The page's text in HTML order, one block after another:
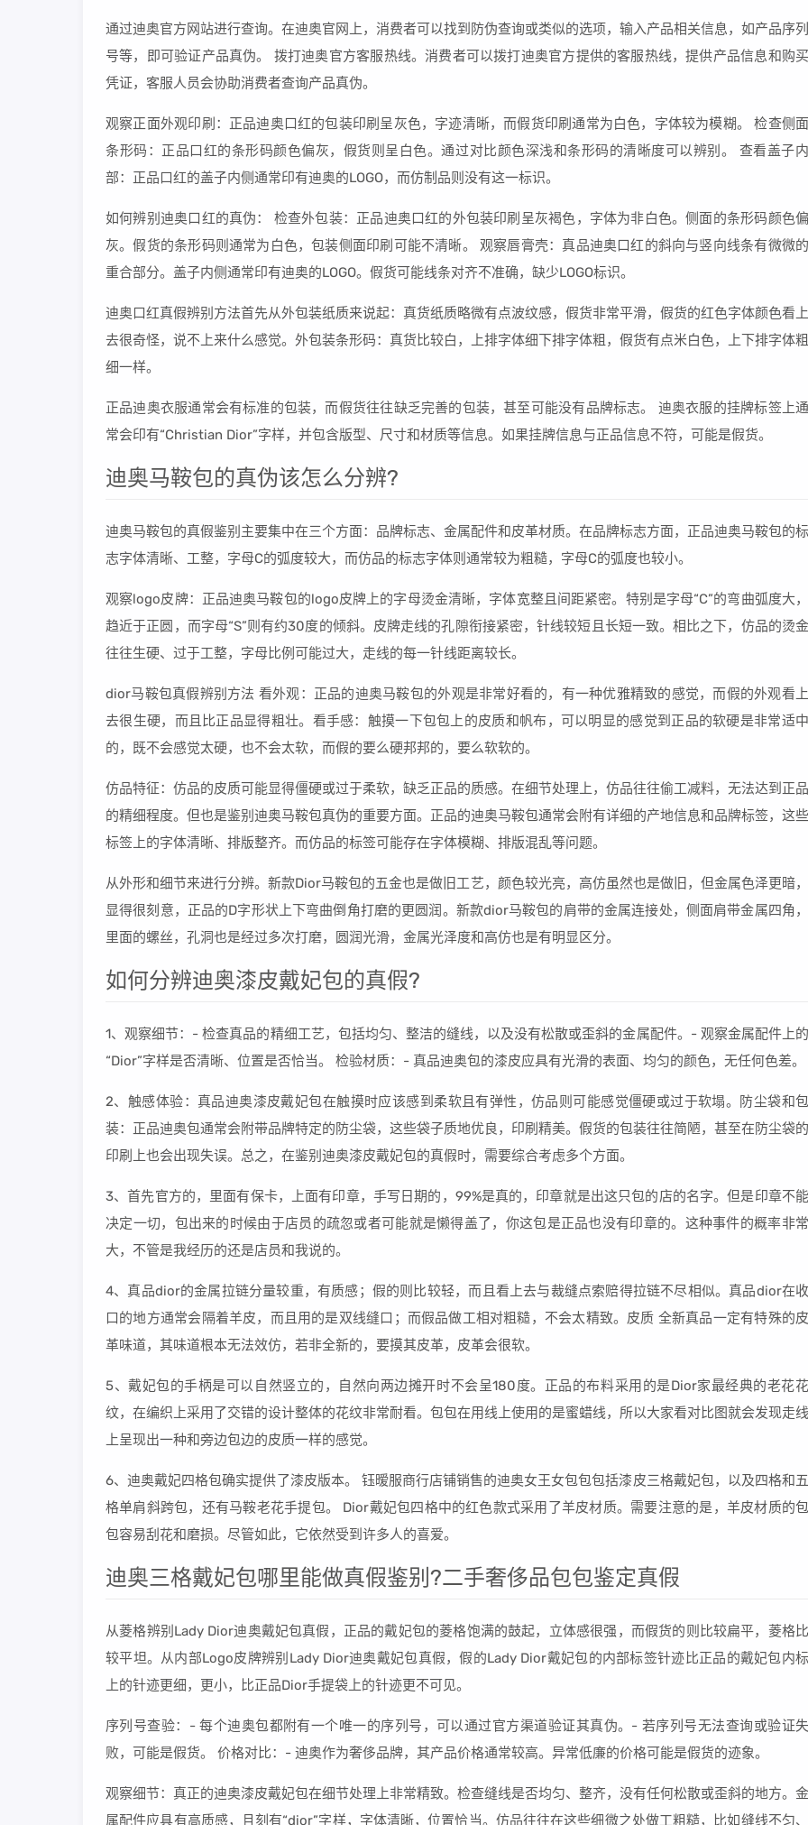
通过迪奥官方网站进行查询。在迪奥官网上，消费者可以找到防伪查询或类似的选项，输入产品相关信息，如产品序列
号等，即可验证产品真伪。 拨打迪奥官方客服热线。消费者可以拨打迪奥官方提供的客服热线，提供产品信息和购买
凭证，客服人员会协助消费者查询产品真伪。
观察正面外观印刷：正品迪奥口红的包装印刷呈灰色，字迹清晰，而假货印刷通常为白色，字体较为模糊。 检查侧面
条形码：正品口红的条形码颜色偏灰，假货则呈白色。通过对比颜色深浅和条形码的清晰度可以辨别。 查看盖子内
部：正品口红的盖子内侧通常印有迪奥的LOGO，而仿制品则没有这一标识。
如何辨别迪奥口红的真伪： 检查外包装：正品迪奥口红的外包装印刷呈灰褐色，字体为非白色。侧面的条形码颜色偏
灰。假货的条形码则通常为白色，包装侧面印刷可能不清晰。 观察唇膏壳：真品迪奥口红的斜向与竖向线条有微微的
重合部分。盖子内侧通常印有迪奥的LOGO。假货可能线条对齐不准确，缺少LOGO标识。
迪奥口红真假辨别方法首先从外包装纸质来说起：真货纸质略微有点波纹感，假货非常平滑，假货的红色字体颜色看上
去很奇怪，说不上来什么感觉。外包装条形码：真货比较白，上排字体细下排字体粗，假货有点米白色，上下排字体粗
细一样。
正品迪奥衣服通常会有标准的包装，而假货往往缺乏完善的包装，甚至可能没有品牌标志。 迪奥衣服的挂牌标签上通
常会印有“Christian Dior”字样，并包含版型、尺寸和材质等信息。如果挂牌信息与正品信息不符，可能是假货。
迪奥马鞍包的真伪该怎么分辨?
迪奥马鞍包的真假鉴别主要集中在三个方面：品牌标志、金属配件和皮革材质。在品牌标志方面，正品迪奥马鞍包的标
志字体清晰、工整，字母C的弧度较大，而仿品的标志字体则通常较为粗糙，字母C的弧度也较小。
观察logo皮牌：正品迪奥马鞍包的logo皮牌上的字母烫金清晰，字体宽整且间距紧密。特别是字母“C”的弯曲弧度大，
趋近于正圆，而字母“S”则有约30度的倾斜。皮牌走线的孔隙衔接紧密，针线较短且长短一致。相比之下，仿品的烫金
往往生硬、过于工整，字母比例可能过大，走线的每一针线距离较长。
dior马鞍包真假辨别方法 看外观：正品的迪奥马鞍包的外观是非常好看的，有一种优雅精致的感觉，而假的外观看上
去很生硬，而且比正品显得粗壮。看手感：触摸一下包包上的皮质和帆布，可以明显的感觉到正品的软硬是非常适中
的，既不会感觉太硬，也不会太软，而假的要么硬邦邦的，要么软软的。
仿品特征：仿品的皮质可能显得僵硬或过于柔软，缺乏正品的质感。在细节处理上，仿品往往偷工减料，无法达到正品
的精细程度。但也是鉴别迪奥马鞍包真伪的重要方面。正品的迪奥马鞍包通常会附有详细的产地信息和品牌标签，这些
标签上的字体清晰、排版整齐。而仿品的标签可能存在字体模糊、排版混乱等问题。
从外形和细节来进行分辨。新款Dior马鞍包的五金也是做旧工艺，颜色较光亮，高仿虽然也是做旧，但金属色泽更暗，
显得很刻意，正品的D字形状上下弯曲倒角打磨的更圆润。新款dior马鞍包的肩带的金属连接处，侧面肩带金属四角，
里面的螺丝，孔洞也是经过多次打磨，圆润光滑，金属光泽度和高仿也是有明显区分。
如何分辨迪奥漆皮戴妃包的真假?
1、观察细节：- 检查真品的精细工艺，包括均匀、整洁的缝线，以及没有松散或歪斜的金属配件。- 观察金属配件上的
“Dior”字样是否清晰、位置是否恰当。 检验材质：- 真品迪奥包的漆皮应具有光滑的表面、均匀的颜色，无任何色差。
2、触感体验：真品迪奥漆皮戴妃包在触摸时应该感到柔软且有弹性，仿品则可能感觉僵硬或过于软塌。防尘袋和包
装：正品迪奥包通常会附带品牌特定的防尘袋，这些袋子质地优良，印刷精美。假货的包装往往简陋，甚至在防尘袋的
印刷上也会出现失误。总之，在鉴别迪奥漆皮戴妃包的真假时，需要综合考虑多个方面。
3、首先官方的，里面有保卡，上面有印章，手写日期的，99%是真的，印章就是出这只包的店的名字。但是印章不能
决定一切，包出来的时候由于店员的疏忽或者可能就是懒得盖了，你这包是正品也没有印章的。这种事件的概率非常
大，不管是我经历的还是店员和我说的。
4、真品dior的金属拉链分量较重，有质感；假的则比较轻，而且看上去与裁缝点索赔得拉链不尽相似。真品dior在收
口的地方通常会隔着羊皮，而且用的是双线缝口；而假品做工相对粗糙，不会太精致。皮质 全新真品一定有特殊的皮
革味道，其味道根本无法效仿，若非全新的，要摸其皮革，皮革会很软。
5、戴妃包的手柄是可以自然竖立的，自然向两边摊开时不会呈180度。正品的布料采用的是Dior家最经典的老花花
纹，在编织上采用了交错的设计整体的花纹非常耐看。包包在用线上使用的是蜜蜡线，所以大家看对比图就会发现走线
上呈现出一种和旁边包边的皮质一样的感觉。
6、迪奥戴妃四格包确实提供了漆皮版本。 钰暧服商行店铺销售的迪奥女王女包包包括漆皮三格戴妃包，以及四格和五
格单肩斜跨包，还有马鞍老花手提包。 Dior戴妃包四格中的红色款式采用了羊皮材质。需要注意的是，羊皮材质的包
包容易刮花和磨损。尽管如此，它依然受到许多人的喜爱。
迪奥三格戴妃包哪里能做真假鉴别?二手奢侈品包包鉴定真假
从菱格辨别Lady Dior迪奥戴妃包真假，正品的戴妃包的菱格饱满的鼓起，立体感很强，而假货的则比较扁平，菱格比
较平坦。从内部Logo皮牌辨别Lady Dior迪奥戴妃包真假，假的Lady Dior戴妃包的内部标签针迹比正品的戴妃包内标
上的针迹更细，更小，比正品Dior手提袋上的针迹更不可见。
序列号查验：- 每个迪奥包都附有一个唯一的序列号，可以通过官方渠道验证其真伪。- 若序列号无法查询或验证失
败，可能是假货。 价格对比：- 迪奥作为奢侈品牌，其产品价格通常较高。异常低廉的价格可能是假货的迹象。
观察细节：真正的迪奥漆皮戴妃包在细节处理上非常精致。检查缝线是否均匀、整齐，没有任何松散或歪斜的地方。金
属配件应具有高质感，且刻有“dior”字样，字体清晰，位置恰当。仿品往往在这些细微之处做工粗糙，比如缝线不匀、